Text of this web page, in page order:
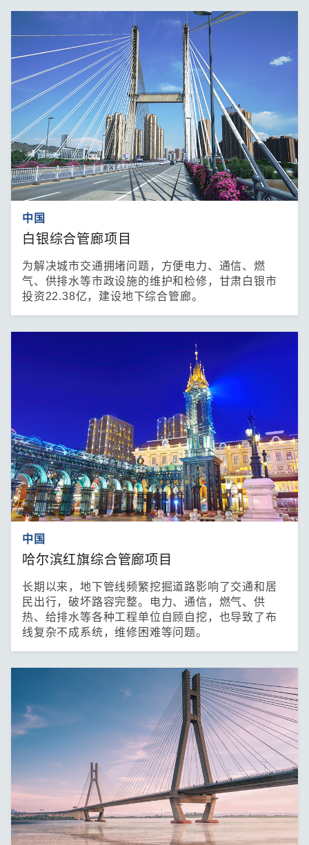
中国
白银综合管廊项目
为解决城市交通拥堵问题，方便电力、通信、燃
气、供排水等市政设施的维护和检修，甘肃白银市
投资22.38亿，建设地下综合管廊。
中国
哈尔滨红旗综合管廊项目
长期以来，地下管线频繁挖掘道路影响了交通和居
民出行，破坏路容完整。电力、通信，燃气、供
热、给排水等各种工程单位自顾自挖，也导致了布
线复杂不成系统，维修困难等问题。